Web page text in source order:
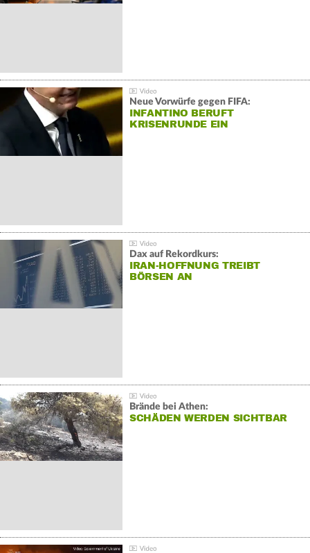
Neue Vorwürfe gegen FIFA:
INFANTINO BERUFT
KRISENRUNDE EIN
Dax auf Rekordkurs:
IRAN-HOFFNUNG TREIBT
BÖRSEN AN
Brände bei Athen:
SCHÄDEN WERDEN SICHTBAR